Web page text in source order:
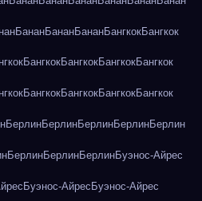
БананБананБананБангкокБангкок
БангкокБангкокБангкокБангкок
БангкокБангкокБангкокБангкок
БерлинБерлинБерлинБерлинБерлин
БерлинБерлинБерлинБуэнос-Айрес
Буэнос-АйресБуэнос-Айрес